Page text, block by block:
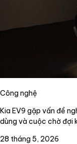
Công nghệ
Kia EV9 gặp vấn đề
dùng và cuộc chờ đợi
28 tháng 5, 2026